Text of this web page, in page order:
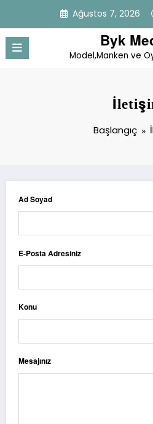
Ağustos 7, 2026
Byk
Model,Manken ve
Başlangıç
Ad Soyad
E-Posta Adresiniz
Konu
Mesajınız